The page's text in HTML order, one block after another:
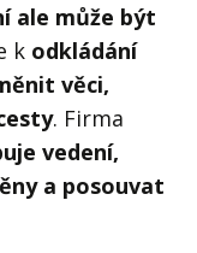
ale může být
k odkládání
věci,
. Firma
vedení,
a posouvat